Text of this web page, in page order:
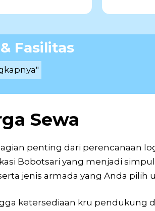
Fasilitas
Sewa
penting dari perencanaan
Bobotsari yang menjadi
jenis armada yang Anda pilih
ketersediaan kru